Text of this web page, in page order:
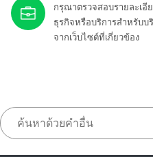
กรุณาตรวจสอบรายละเอี
ธุรกิจหรือบริการสำหรับ
จากเว็บไซต์ที่เกี่ยวข้อง